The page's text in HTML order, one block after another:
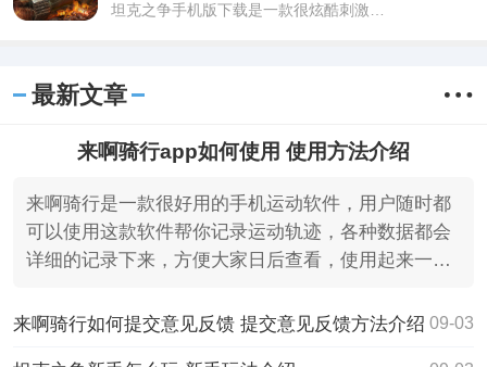
坦克之争手机版下载是一款很炫酷刺激的
去冒险
最新文章
来啊骑行app如何使用 使用方法介绍
来啊骑行是一款很好用的手机运动软件，用户随时都
可以使用这款软件帮你记录运动轨迹，各种数据都会
详细的记录下来，方便大家日后查看，使用起来一点
来啊骑行如何提交意见反馈 提交意见反馈方法介绍 09-03